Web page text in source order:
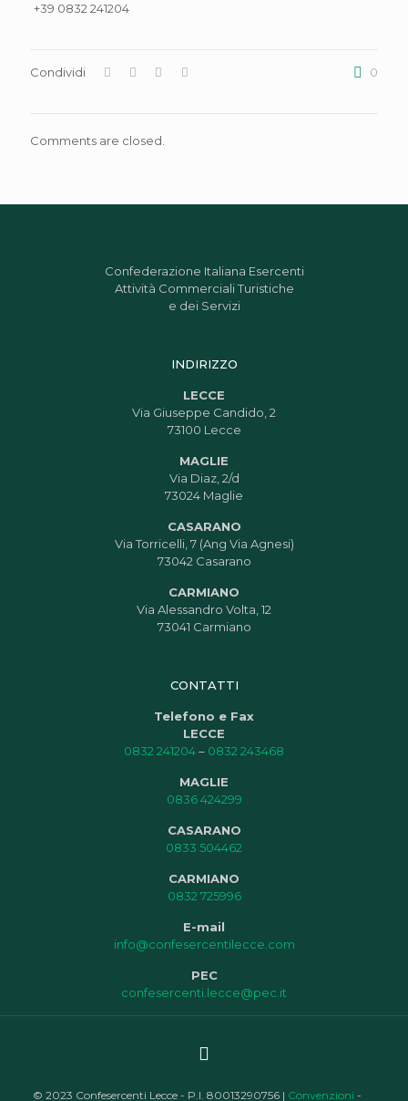
+39 0832 241204
Condividi 0
Comments are closed.
Confederazione Italiana Esercenti
Attività Commerciali Turistiche
e dei Servizi
INDIRIZZO
LECCE
Via Giuseppe Candido, 2
73100 Lecce
MAGLIE
Via Diaz, 2/d
73024 Maglie
CASARANO
Via Torricelli, 7 (Ang Via Agnesi)
73042 Casarano
CARMIANO
Via Alessandro Volta, 12
73041 Carmiano
CONTATTI
Telefono e Fax
LECCE
0832 241204– 0832 243468
MAGLIE
0836 424299
CASARANO
0833 504462
CARMIANO
0832 725996
E-mail
info@confesercentilecce.com
PEC
confesercenti.lecce@pec.it
© 2023 Confesercenti Lecce - P.I. 80013290756 | Convenzioni -